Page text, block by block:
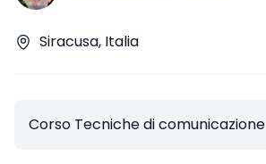
Siracusa, Italia
Corso Tecniche di comunicazione